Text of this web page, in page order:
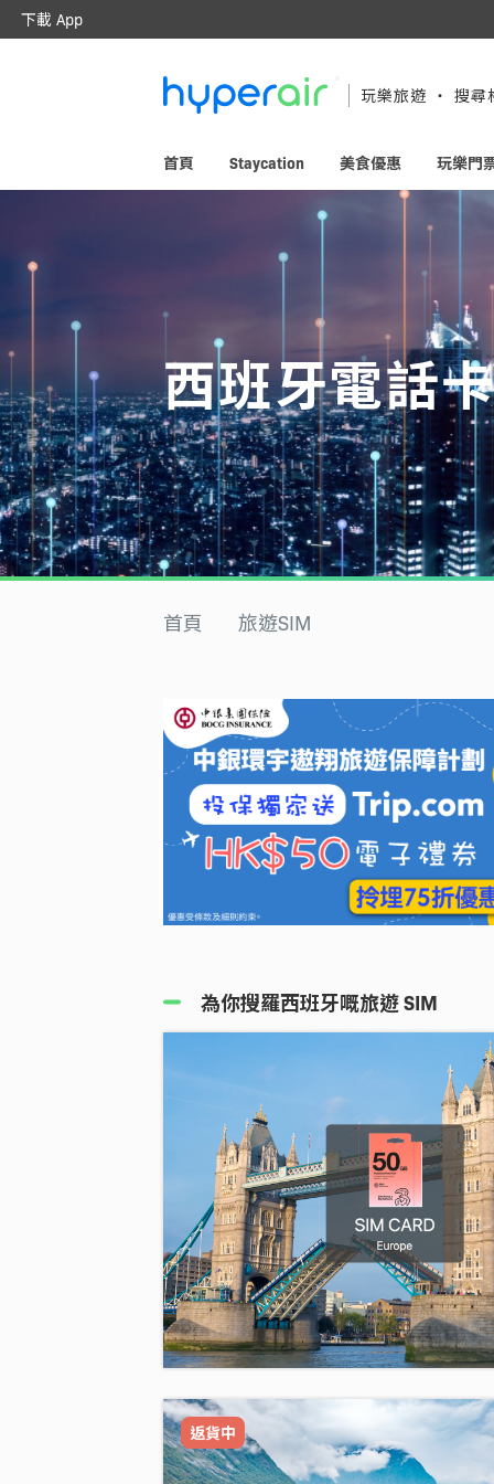
隨時隨地 醒目旅遊
下載 HyperAir 應用程式並首次登記，
HK$10 優惠迎新禮遇！
下載 App
玩樂旅遊 ‧ 搜尋
首頁 Staycation 美食優惠 玩樂門
西班牙電話
首頁 旅遊SIM
為你搜羅西班牙嘅旅遊 SIM
返貨中